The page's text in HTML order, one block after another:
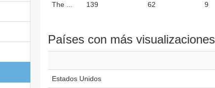
The ... 139 62 9
Países con más visualizaciones
Estados Unidos